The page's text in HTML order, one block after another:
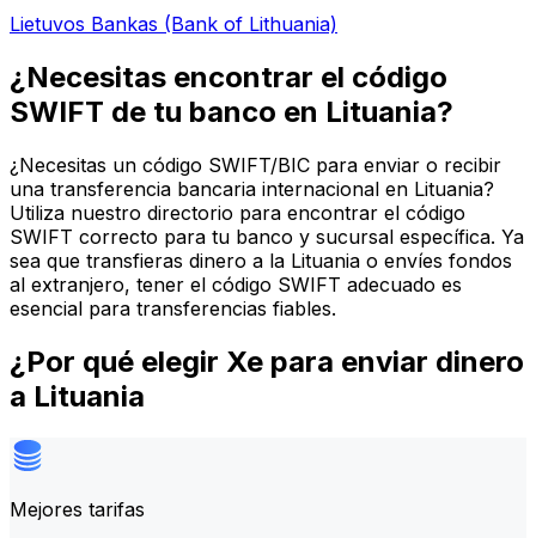
Lietuvos Bankas (Bank of Lithuania)
¿Necesitas encontrar el código
SWIFT de tu banco en Lituania?
¿Necesitas un código SWIFT/BIC para enviar o recibir
una transferencia bancaria internacional en Lituania?
Utiliza nuestro directorio para encontrar el código
SWIFT correcto para tu banco y sucursal específica. Ya
sea que transfieras dinero a la Lituania o envíes fondos
al extranjero, tener el código SWIFT adecuado es
esencial para transferencias fiables.
¿Por qué elegir Xe para enviar dinero
a Lituania
Mejores tarifas